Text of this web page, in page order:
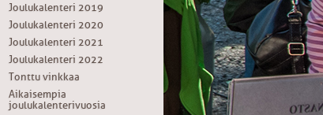
Joulukalenteri 2019
Joulukalenteri 2020
Joulukalenteri 2021
Joulukalenteri 2022
Tonttu vinkkaa
Aikaisempia
joulukalenterivuosia